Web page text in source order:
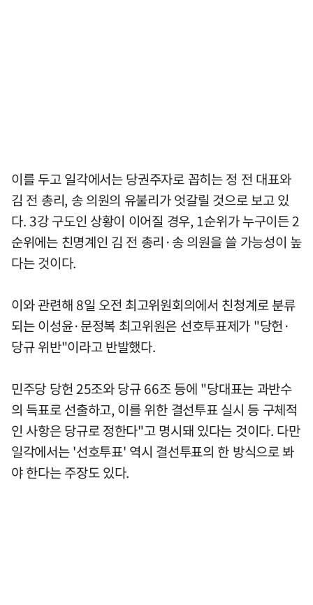
이를 두고 일각에서는 당권주자로 꼽히는 정 전 대표와
김 전 총리, 송 의원의 유불리가 엇갈릴 것으로 보고 있
다. 3강 구도인 상황이 이어질 경우, 1순위가 누구이든 2
순위에는 친명계인 김 전 총리·송 의원을 쓸 가능성이 높
다는 것이다.
이와 관련해 8일 오전 최고위원회의에서 친청계로 분류
되는 이성윤·문정복 최고위원은 선호투표제가 "당헌·
당규 위반"이라고 반발했다.
민주당 당헌 25조와 당규 66조 등에 "당대표는 과반수
의 득표로 선출하고, 이를 위한 결선투표 실시 등 구체적
인 사항은 당규로 정한다"고 명시돼 있다는 것이다. 다만
일각에서는 '선호투표' 역시 결선투표의 한 방식으로 봐
야 한다는 주장도 있다.